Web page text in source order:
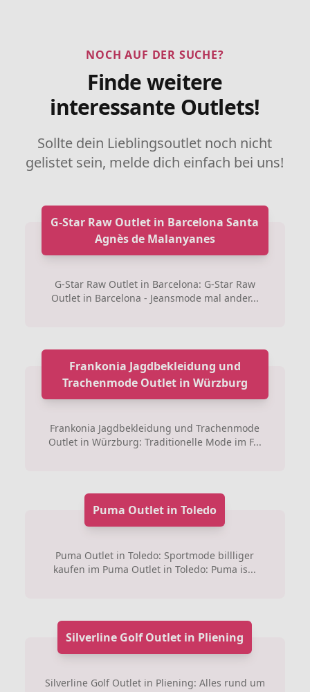
NOCH AUF DER SUCHE?
Finde weitere
interessante Outlets!
Sollte dein Lieblingsoutlet noch nicht
gelistet sein, melde dich einfach bei uns!
G-Star Raw Outlet in Barcelona Santa
Agnès de Malanyanes
G-Star Raw Outlet in Barcelona: G-Star Raw
Outlet in Barcelona - Jeansmode mal ander...
Frankonia Jagdbekleidung und
Trachenmode Outlet in Würzburg
Frankonia Jagdbekleidung und Trachenmode
Outlet in Würzburg: Traditionelle Mode im F...
Puma Outlet in Toledo
Puma Outlet in Toledo: Sportmode billliger
kaufen im Puma Outlet in Toledo: Puma is...
Silverline Golf Outlet in Pliening
Silverline Golf Outlet in Pliening: Alles rund um